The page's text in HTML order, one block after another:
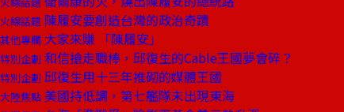
火線話題 陳履安要創造台灣的政治奇蹟
其他專欄 大家來賺 「陳履安」
特別企劃 和信搶走職棒，邱復生的Cable王國夢會碎？
特別企劃 邱復生用十三年推砌的媒體王國
大陸焦點 美國持低調，第七艦隊未出現東海